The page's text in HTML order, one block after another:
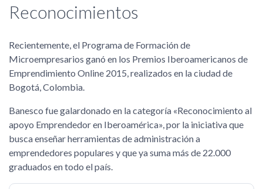
Reconocimientos
Recientemente, el Programa de Formación de
Microempresarios ganó en los Premios Iberoamericanos de
Emprendimiento Online 2015, realizados en la ciudad de
Bogotá, Colombia.
Banesco fue galardonado en la categoría «Reconocimiento al
apoyo Emprendedor en Iberoamérica», por la iniciativa que
busca enseñar herramientas de administración a
emprendedores populares y que ya suma más de 22.000
graduados en todo el país.